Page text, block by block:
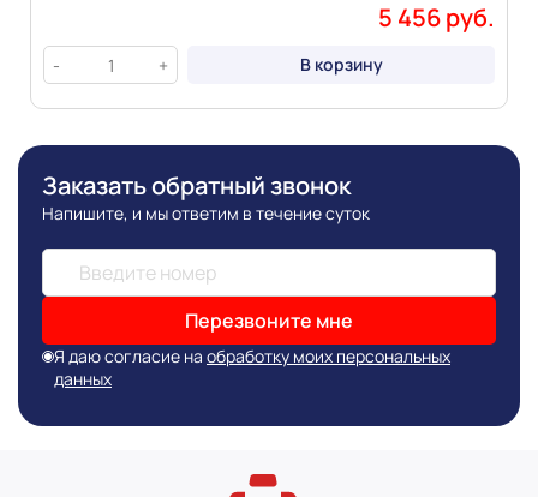
5 456 руб.
- + В корзину
Заказать обратный звонок
Напишите, и мы ответим в течение суток
Перезвоните мне
Я даю согласие на обработку моих персональных
данных